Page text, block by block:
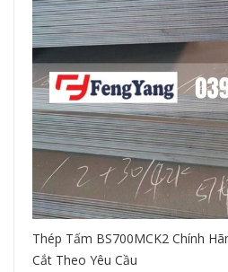
Thép Tấm BS700MCK2 Chính
Cắt Theo Yêu Cầu